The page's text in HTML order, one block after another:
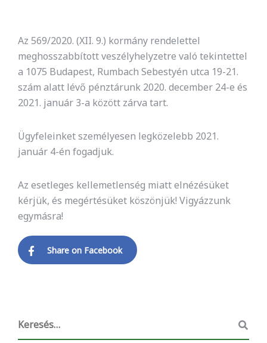
Az 569/2020. (XII. 9.) kormány rendelettel
meghosszabbított veszélyhelyzetre való tekintettel
a 1075 Budapest, Rumbach Sebestyén utca 19-21.
szám alatt lévő pénztárunk 2020. december 24-e és
2021. január 3-a között zárva tart.
Ügyfeleinket személyesen legközelebb 2021.
január 4-én fogadjuk.
Az esetleges kellemetlenség miatt elnézésüket
kérjük, és megértésüket köszönjük! Vigyázzunk
egymásra!
Share on Facebook